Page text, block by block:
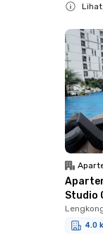
Studio
4.0